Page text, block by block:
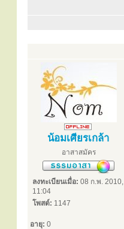
น้อมเศียรเกล้า
อาสาสมัคร
ลงทะเบียนเมื่อ: 08 ก.พ. 2010,
11:04
โพสต์: 1147
อายุ: 0